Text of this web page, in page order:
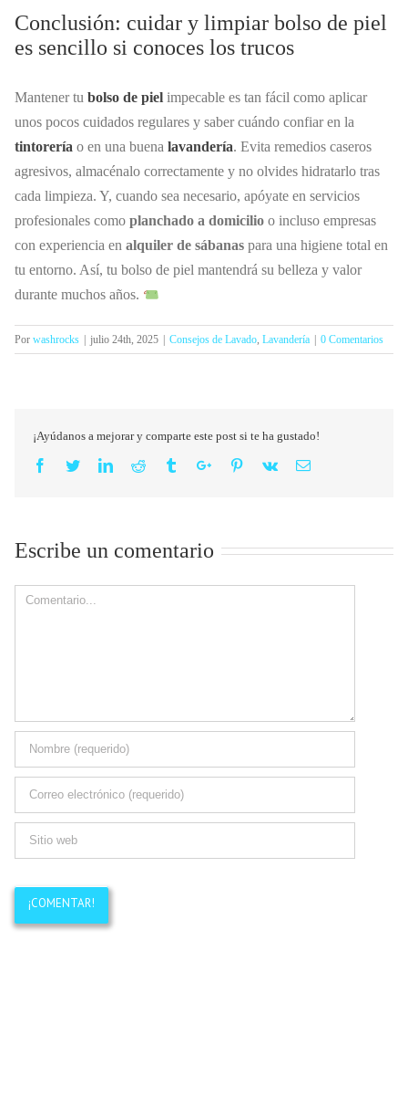
Conclusión: cuidar y limpiar bolso de piel
es sencillo si conoces los trucos
Mantener tu bolso de piel impecable es tan fácil como aplicar
unos pocos cuidados regulares y saber cuándo confiar en la
tintorería o en una buena lavandería. Evita remedios caseros
agresivos, almacénalo correctamente y no olvides hidratarlo tras
cada limpieza. Y, cuando sea necesario, apóyate en servicios
profesionales como planchado a domicilio o incluso empresas
con experiencia en alquiler de sábanas para una higiene total en
tu entorno. Así, tu bolso de piel mantendrá su belleza y valor
durante muchos años.
Por washrocks | julio 24th, 2025 | Consejos de Lavado Lavandería | 0 Comentarios
¡Ayúdanos a mejorar y comparte este post si te ha gustado!
Facebook
TwitterLinkedinReddit TumblrGoogle+Pinterest
Vk Email
Escribe un comentario
Comment